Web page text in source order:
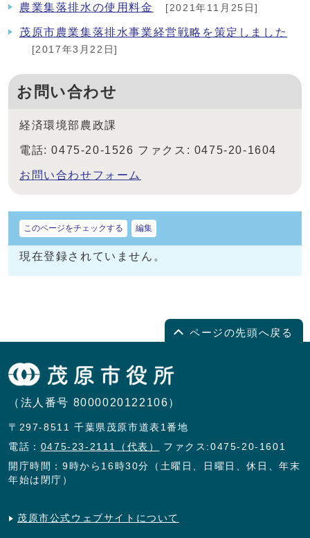
農業集落排水の使用料金 [2021年11月25日]
茂原市農業集落排水事業経営戦略を策定しました
[2017年3月22日]
お問い合わせ
経済環境部農政課
電話: 0475-20-1526 ファクス: 0475-20-1604
お問い合わせフォーム
このページをチェックする 編集
現在登録されていません。
ページの先頭へ戻る
（法人番号 8000020122106）
〒297-8511 千葉県茂原市道表1番地
電話： 0475-23-2111（代表）
ファクス:0475-20-1601
開庁時間：9時から16時30分（土曜日、日曜日、休日、年末
年始は閉庁）
茂原市公式ウェブサイトについて